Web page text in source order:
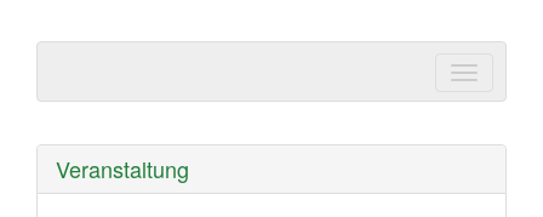
Tettnang
Veranstaltung